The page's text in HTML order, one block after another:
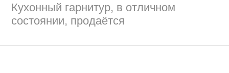
Кухонный гарнитур, в отличном
состоянии, продаётся